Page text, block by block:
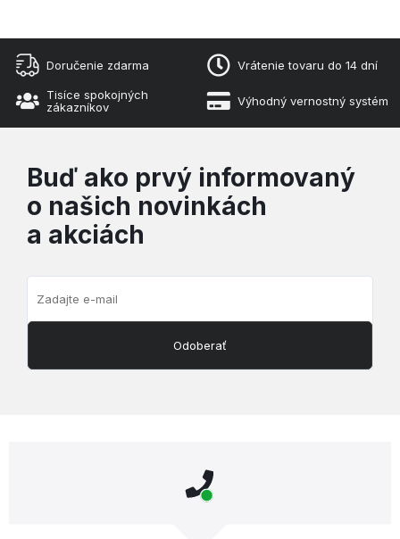
Doručenie zdarma Vrátenie tovaru do 14 dní
Tisíce spokojných
zákazníkov
Výhodný vernostný systém
Buď ako prvý informovaný
o našich novinkách
a akciách
Odoberať